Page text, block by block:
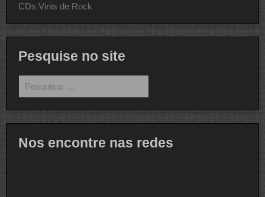
CDs Vinis de Rock
Pesquise no site
por:
Nos encontre nas redes